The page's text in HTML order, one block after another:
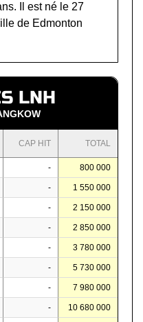
Il est né le 27
de Edmonton
LNH
CAP HIT TOTAL
- 800 000
- 1 550 000
- 2 150 000
- 2 850 000
- 3 780 000
- 5 730 000
- 7 980 000
- 10 680 000